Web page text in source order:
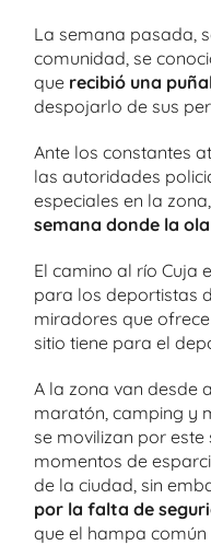
La semana pasada,
comunidad, se
que recibió una
despojarlo de sus
Ante los constantes
las autoridades
especiales en la
semana donde la
El camino al río Cuja
para los deportistas
miradores que
sitio tiene para el
A la zona van desde
maratón, camping y
se movilizan por
momentos de
de la ciudad, sin
por la falta de
que el hampa